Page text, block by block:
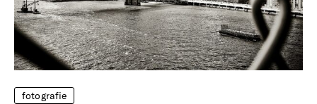
fotografie